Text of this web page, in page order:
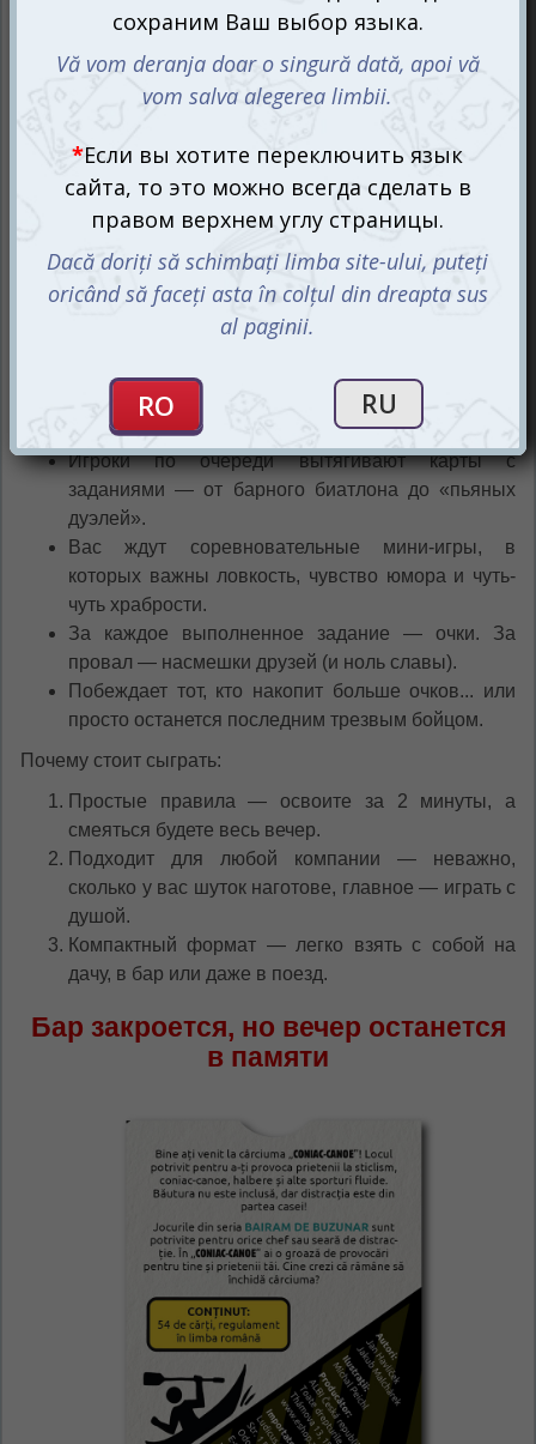
грани абсурда и гениальности.
В каждом раунде:
Игроки по очереди вытягивают карты с
заданиями — от барного биатлона до «пьяных
дуэлей».
Вас ждут соревновательные мини-игры, в
которых важны ловкость, чувство юмора и чуть-
чуть храбрости.
За каждое выполненное задание — очки. За
провал — насмешки друзей (и ноль славы).
Побеждает тот, кто накопит больше очков... или
просто останется последним трезвым бойцом.
Почему стоит сыграть:
Простые правила — освоите за 2 минуты, а
смеяться будете весь вечер.
Подходит для любой компании — неважно,
сколько у вас шуток наготове, главное — играть с
душой.
Компактный формат — легко взять с собой на
дачу, в бар или даже в поезд.
Бар закроется, но вечер останется
в памяти